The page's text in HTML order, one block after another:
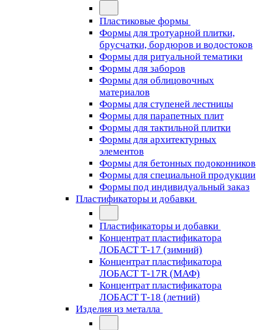
Пластиковые формы
Формы для тротуарной плитки,
брусчатки, бордюров и водостоков
Формы для ритуальной тематики
Формы для заборов
Формы для облицовочных
материалов
Формы для ступеней лестницы
Формы для парапетных плит
Формы для тактильной плитки
Формы для архитектурных
элементов
Формы для бетонных подоконников
Формы для специальной продукции
Формы под индивидуальный заказ
Пластификаторы и добавки
Пластификаторы и добавки
Концентрат пластификатора
ЛОБАСТ Т-17 (зимний)
Концентрат пластификатора
ЛОБАСТ Т-17R (МАФ)
Концентрат пластификатора
ЛОБАСТ Т-18 (летний)
Изделия из металла